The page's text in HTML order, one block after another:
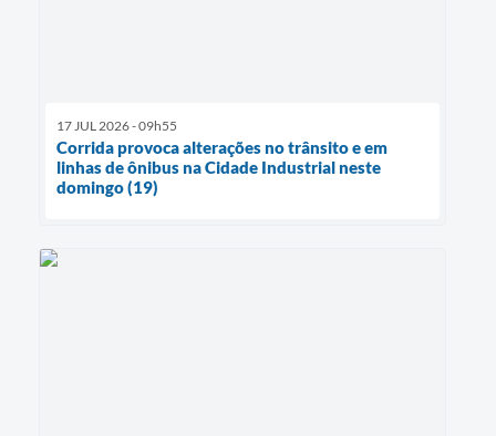
17 JUL 2026 - 09h55
Corrida provoca alterações no trânsito e em
linhas de ônibus na Cidade Industrial neste
domingo (19)